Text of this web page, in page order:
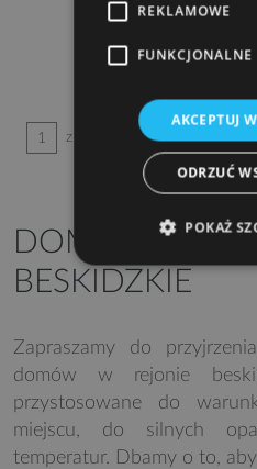
1 z 3
DOMY
BESKIDZKIE
Zapraszamy do
domów w rejonie
przystosowane do
miejscu, do silnych
temperatur. Dbamy o to,
REKLAMOWE
FUNKCJONALNE
AKCEPTUJ
ODRZUĆ
POKAŻ